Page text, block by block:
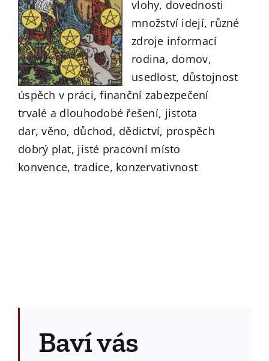
vlohy, dovednosti
množství idejí, různé
zdroje informací
rodina, domov,
usedlost, důstojnost
úspěch v práci, finanční zabezpečení
trvalé a dlouhodobé řešení, jistota
dar, věno, důchod, dědictví, prospěch
dobrý plat, jisté pracovní místo
konvence, tradice, konzervativnost
Baví vás